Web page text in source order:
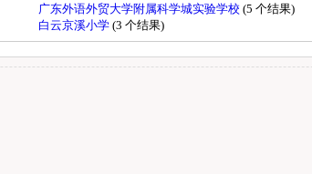
广东外语外贸大学附属科学城实验学校(5 个结果)
白云京溪小学(3 个结果)